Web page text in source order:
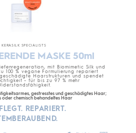
KERASILK SPECIALISTS
MASKE 50ml
mit Biomimetic Silk und
100 % vegane Formulierung repariert
Haarstrukturen und spendet
– für bis zu 97 % mehr
gestresstes und geschädigtes Haar;
oder chemisch behandeltes Haar
REPARIERT.